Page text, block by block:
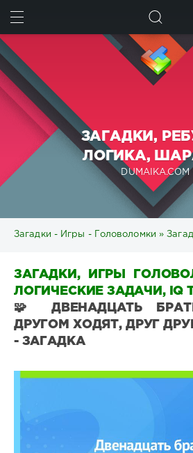
ЗАГАДКИ,
ЛОГИКА,
DUMAIKA.COM
Загадки - Игры - Головоломки »
ЗАГАДКИ, ИГРЫ
ЛОГИЧЕСКИЕ ЗАДАЧИ, IQ
🧩 ДВЕНАДЦАТЬ
ДРУГОМ ХОДЯТ, ДРУГ
- ЗАГАДКА